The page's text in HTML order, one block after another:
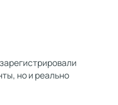
но и реально